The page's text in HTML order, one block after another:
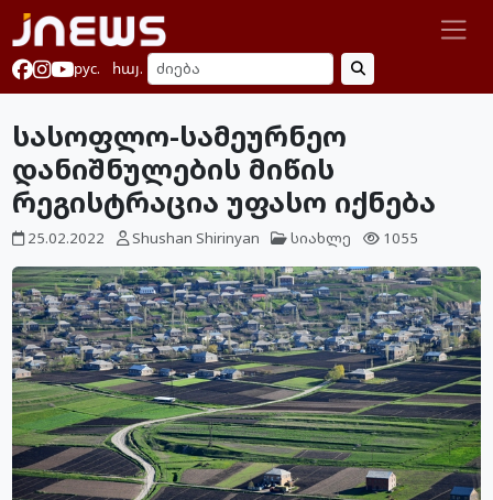
рус. հայ.
სასოფლო-სამეურნეო
დანიშნულების მიწის
რეგისტრაცია უფასო იქნება
25.02.2022 Shushan Shirinyan სიახლე 1055